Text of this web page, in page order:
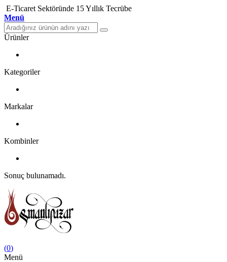
E-Ticaret Sektöründe 15 Yıllık Tecrübe
Menü
Ürünler
Kategoriler
Markalar
Kombinler
Sonuç bulunamadı.
(0)
Menü